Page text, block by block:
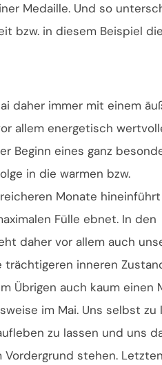
Medaille. Und so
bzw. in diesem Beispiel
daher immer mit einem
allem energetisch
Beginn eines ganz
in die warmen bzw.
Monate
Fülle ebnet. In den
daher vor allem auch
inneren
Übrigen auch kaum
im Mai. Uns selbst
zu lassen und uns
stehen.